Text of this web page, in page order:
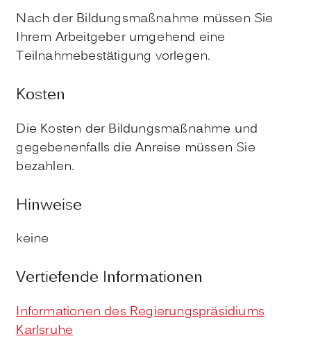
Nach der Bildungsmaßnahme müssen Sie
Ihrem Arbeitgeber umgehend eine
Teilnahmebestätigung vorlegen.
Kosten
Die Kosten der Bildungsmaßnahme und
gegebenenfalls die Anreise müssen Sie
bezahlen.
Hinweise
keine
Vertiefende Informationen
Informationen des Regierungspräsidiums
Karlsruhe